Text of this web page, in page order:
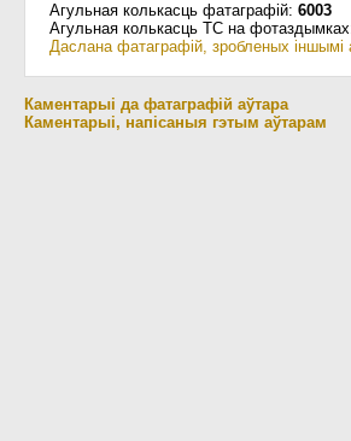
Агульная колькасць фатаграфій: 6003
Агульная колькасць ТС на
Даслана фатаграфій, зробленых іншымі
Каментарыі да фатаграфій аўтара
Каментарыі, напісаныя гэтым аўтарам